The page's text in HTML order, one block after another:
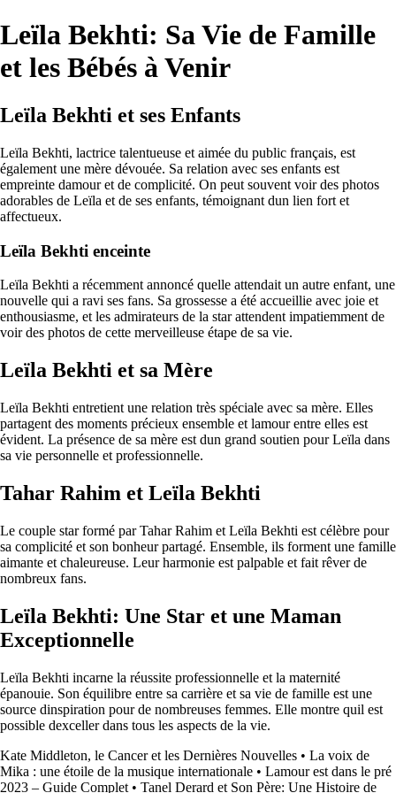
Leïla Bekhti: Sa Vie de Famille
et les Bébés à Venir
Leïla Bekhti et ses Enfants
Leïla Bekhti, lactrice talentueuse et aimée du public français, est
également une mère dévouée. Sa relation avec ses enfants est
empreinte damour et de complicité. On peut souvent voir des photos
adorables de Leïla et de ses enfants, témoignant dun lien fort et
affectueux.
Leïla Bekhti enceinte
Leïla Bekhti a récemment annoncé quelle attendait un autre enfant, une
nouvelle qui a ravi ses fans. Sa grossesse a été accueillie avec joie et
enthousiasme, et les admirateurs de la star attendent impatiemment de
voir des photos de cette merveilleuse étape de sa vie.
Leïla Bekhti et sa Mère
Leïla Bekhti entretient une relation très spéciale avec sa mère. Elles
partagent des moments précieux ensemble et lamour entre elles est
évident. La présence de sa mère est dun grand soutien pour Leïla dans
sa vie personnelle et professionnelle.
Tahar Rahim et Leïla Bekhti
Le couple star formé par Tahar Rahim et Leïla Bekhti est célèbre pour
sa complicité et son bonheur partagé. Ensemble, ils forment une famille
aimante et chaleureuse. Leur harmonie est palpable et fait rêver de
nombreux fans.
Leïla Bekhti: Une Star et une Maman
Exceptionnelle
Leïla Bekhti incarne la réussite professionnelle et la maternité
épanouie. Son équilibre entre sa carrière et sa vie de famille est une
source dinspiration pour de nombreuses femmes. Elle montre quil est
possible dexceller dans tous les aspects de la vie.
Kate Middleton, le Cancer et les Dernières Nouvelles • La voix de
Mika : une étoile de la musique internationale • Lamour est dans le pré
2023 – Guide Complet • Tanel Derard et Son Père: Une Histoire de